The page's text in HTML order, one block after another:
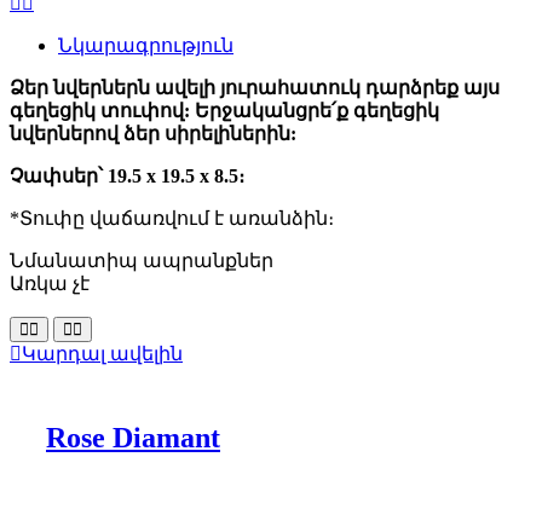
Նկարագրություն
Ձեր նվերներն ավելի յուրահատուկ դարձրեք այս
գեղեցիկ տուփով: Երջականցրե՛ք գեղեցիկ
նվերներով ձեր սիրելիներին:
Չափսեր՝ 19.5 x 19.5 x 8.5։
*Տուփը վաճառվում է առանձին։
Նմանատիպ ապրանքներ
Առկա չէ
Կարդալ ավելին
Rose Diamant